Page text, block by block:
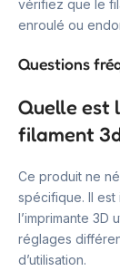
vérifiez que le
enroulé ou
Questions
Quelle est
filament
Ce produit ne
spécifique. Il est
l’imprimante 3D
réglages
d’utilisation.